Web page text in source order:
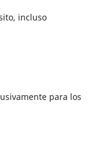
incluso
para los